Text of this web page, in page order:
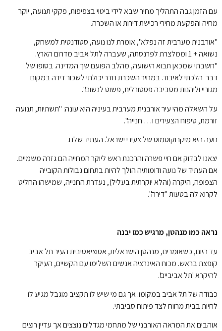
עם הזמן גבה התהליך מחיר שבא לידי ביטוי בצפיפות, פקקי תנועה, יוקר
מחיה והפקעת מחירי רכישת דירות או השכרה.
"אורבנית מערבית זה נפלא", אומרת לנו נועה, סטודנטית למשחק,
נשואה + 1 וממלצרת לפרנסתה, שעברה לתל אביב מדרום הארץ.
"חשבתי שמכאן תבוא הישועה, מהלב הפועם שך המדינה. בסופו של
דבר הלכתי לאיבוד. במחיר השכרת חדר יכולתי לשכור דירה במקום
מגוריי וליהנות מסביבה פסטורלית, פשוט לנשום".
על השאלה מהי עיר אורבנית מערבית בעיניה היא עונה: "תשתיות, תנועה
זורמת, טיפוח הצעירים ו… חנייה".
נועה היא מיקרוקוסמוס של צעירי ישראל. העתיד שלנו.
יצאנו לבדוק אם חיי פשרה והרכנת ראש ליוקר המחייה הם גזרה משמיים.
אם העתיד של נועה ודומותיה הולך להיות בתחום גבולות הקובייה
הצפופה, היקרה (והלא יוקרתית בעליל), נעדרת החנייה, שמישהו החליט
לקרוא לה בטעות "דירה".
נראה כמו מנהטן, מרגיש כמו יבנה
עד היום, כשאומרים, מנהטן הישראלית, אסוציאטיבית העיר תל אביב
קופצת בראש. מכוח האינרציה אנשים השלימו עם הקשיים, העיקר
להיקרא 'תל אביביים'.
כבודה של תל אביב במקומו. אך גם מי שיש לו תקציב מוגבל מגיע לו
לחיות בבית מרווח לצד פיתוח סביבתי.
אוהבים את המראה האורבני של מתחמי מגדלים נוצצים אך עדיין רוצים